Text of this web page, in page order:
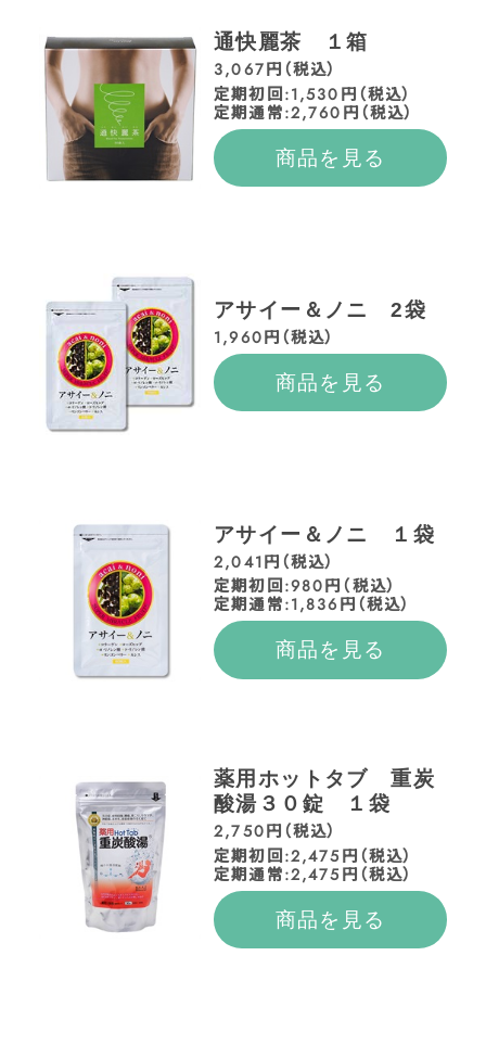
通快麗茶 １箱
3,067円（税込）
定期初回:1,530円（税込）
定期通常:2,760円（税込）
商品を見る
アサイー＆ノニ 2袋
1,960円（税込）
商品を見る
アサイー＆ノニ １袋
2,041円（税込）
定期初回:980円（税込）
定期通常:1,836円（税込）
商品を見る
薬用ホットタブ 重炭
酸湯３０錠 １袋
2,750円（税込）
定期初回:2,475円（税込）
定期通常:2,475円（税込）
商品を見る